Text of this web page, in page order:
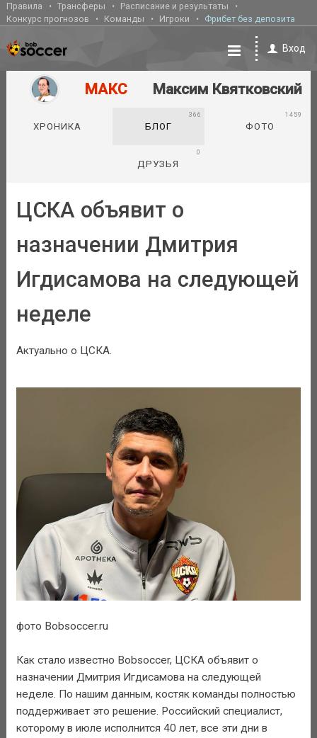
Правила Трансферы
Расписание и результаты
Конкурс прогнозов
Команды Игроки Фрибет без депозита
Вход
МАКС Максим Квятковский
ХРОНИКА БЛОГ
366
ФОТО
1459
ДРУЗЬЯ
0
ЦСКА объявит о
назначении Дмитрия
Игдисамова на следующей
неделе
Актуально о ЦСКА.
фото Bobsoccer.ru
Как стало известно Bobsoccer, ЦСКА объявит о
назначении Дмитрия Игдисамова на следующей
неделе. По нашим данным, костяк команды полностью
поддерживает это решение. Российский специалист,
которому в июле исполнится 40 лет, все эти дни в